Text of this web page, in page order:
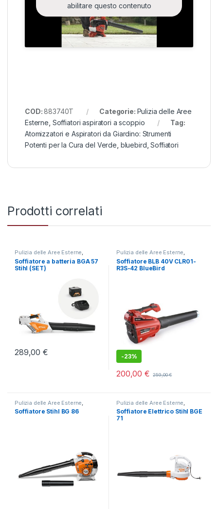
abilitare questo contenuto
COD:883740T Categorie: Pulizia delle Aree
Esterne Soffiatori aspiratori a scoppio
Tag:
Atomizzatori e Aspiratori da Giardino: Strumenti
Potenti per la Cura del Verde bluebird ,Soffiatori
Prodotti correlati
Pulizia delle Aree Esterne,
Soffiatori a batteria
Soffiatore a batteria BGA 57
Stihl (SET)
289,00€
Pulizia delle Aree Esterne,
Soffiatori a batteria
Soffiatore BLB 40V CLR01-
R3S-42 BlueBird
-23%
200,00€ 259,00€
Pulizia delle Aree Esterne
Soffiatori a scoppio
Soffiatore Stihl BG 86
Pulizia delle Aree Esterne
Soffiatori elettrici
Soffiatore Elettrico Stihl BGE
71